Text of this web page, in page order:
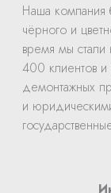
Наша компания
чёрного и
время мы
400 клиентов
демонтажных
и